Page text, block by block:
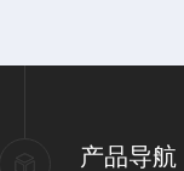
产品导航